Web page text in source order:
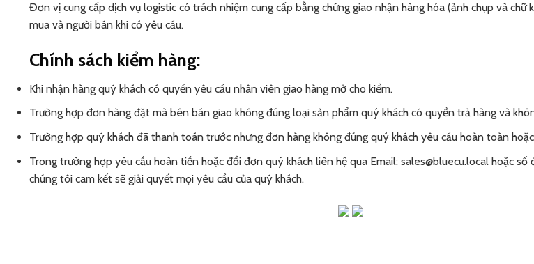
Đơn vị cung cấp dịch vụ logistic có trách nhiệm cung cấp bằng chứng giao nhận hàng hóa (ảnh chụp và chữ
mua và người bán khi có yêu cầu.
Chính sách kiểm hàng:
Khi nhận hàng quý khách có quyền yêu cầu nhân viên giao hàng mở cho kiểm.
Trường hợp đơn hàng đặt mà bên bán giao không đúng loại sản phẩm quý khách có quyền trả hàng và
Trường hợp quý khách đã thanh toán trước nhưng đơn hàng không đúng quý khách yêu cầu hoàn toàn
Trong trường hợp yêu cầu hoàn tiền hoặc đổi đơn quý khách liên hệ qua Email: sales@bluecu.local hoặc số
chúng tôi cam kết sẽ giải quyết mọi yêu cầu của quý khách.